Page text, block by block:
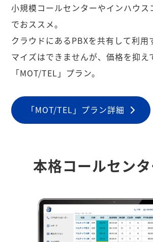
小規模コールセンターやインハウス
でおススメ。
クラウドにあるPBXを共有して利用
マイズはできませんが、価格を抑え
「MOT/TEL」プラン。
「MOT/TEL」プラン詳細
本格コールセン